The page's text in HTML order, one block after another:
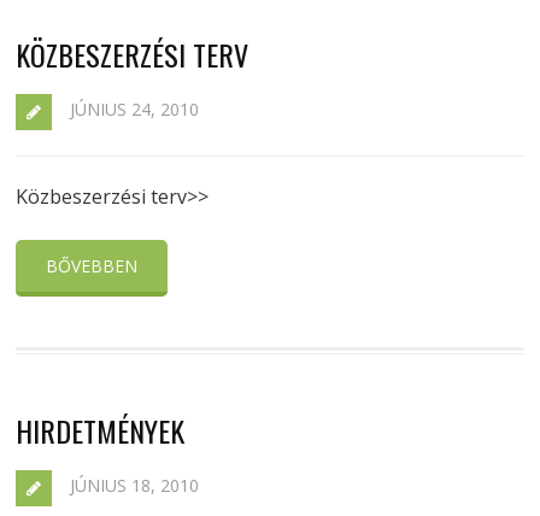
KÖZBESZERZÉSI TERV
JÚNIUS 24, 2010
Közbeszerzési terv>>
BŐVEBBEN
HIRDETMÉNYEK
JÚNIUS 18, 2010